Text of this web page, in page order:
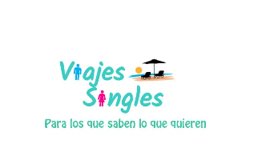
Contacto